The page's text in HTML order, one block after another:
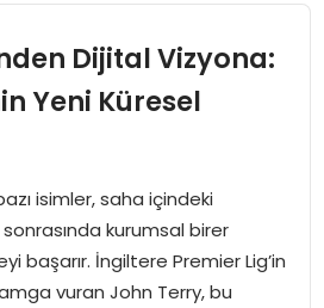
Dijital Vizyona:
Yeni Küresel
isimler, saha içindeki
sonrasında kurumsal birer
başarır. İngiltere Premier Lig’in
vuran John Terry, bu